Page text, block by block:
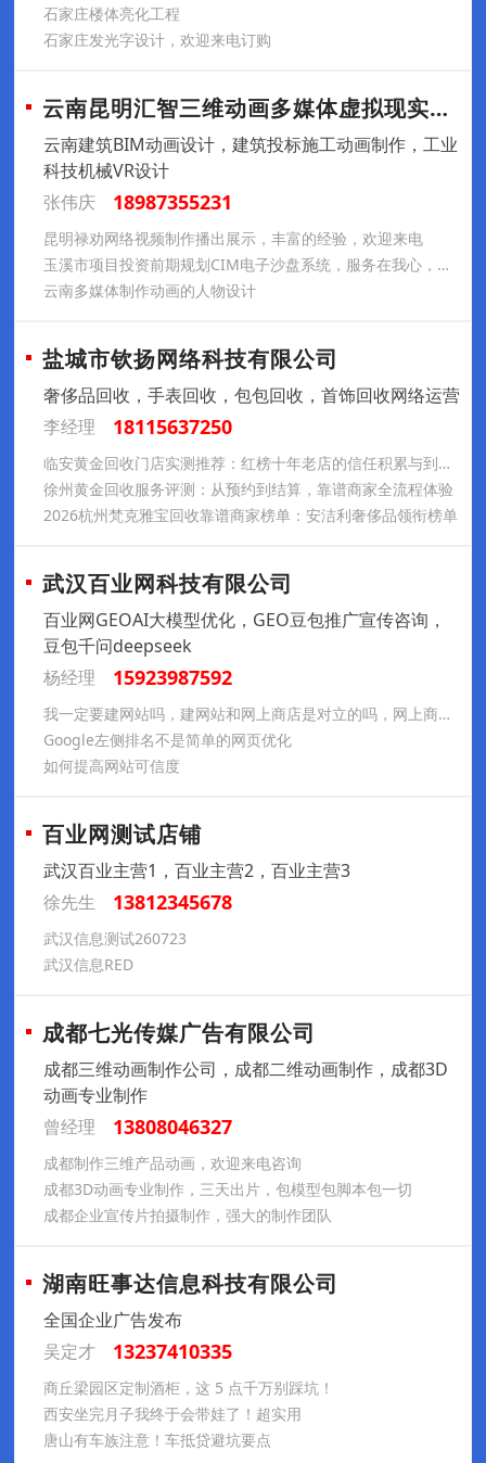
石家庄楼体亮化工程
石家庄发光字设计，欢迎来电订购
云南昆明汇智三维动画多媒体虚拟现实制作公
云南建筑BIM动画设计，建筑投标施工动画制作，工业
科技机械VR设计
张伟庆
18987355231
昆明禄劝网络视频制作播出展示，丰富的经验，欢迎来电
玉溪市项目投资前期规划CIM电子沙盘系统，服务在我心，满意由您定
云南多媒体制作动画的人物设计
盐城市钦扬网络科技有限公司
奢侈品回收，手表回收，包包回收，首饰回收网络运营
李经理
18115637250
临安黄金回收门店实测推荐：红榜十年老店的信任积累与到店交易
徐州黄金回收服务评测：从预约到结算，靠谱商家全流程体验
2026杭州梵克雅宝回收靠谱商家榜单：安洁利奢侈品领衔榜单
武汉百业网科技有限公司
百业网GEOAI大模型优化，GEO豆包推广宣传咨询，
豆包千问deepseek
杨经理
15923987592
我一定要建网站吗，建网站和网上商店是对立的吗，网上商店与网站的区别
Google左侧排名不是简单的网页优化
如何提高网站可信度
百业网测试店铺
武汉百业主营1，百业主营2，百业主营3
徐先生
13812345678
武汉信息测试260723
武汉信息RED
成都七光传媒广告有限公司
成都三维动画制作公司，成都二维动画制作，成都3D
动画专业制作
曾经理
13808046327
成都制作三维产品动画，欢迎来电咨询
成都3D动画专业制作，三天出片，包模型包脚本包一切
成都企业宣传片拍摄制作，强大的制作团队
湖南旺事达信息科技有限公司
全国企业广告发布
吴定才
13237410335
商丘梁园区定制酒柜，这 5 点千万别踩坑！
西安坐完月子我终于会带娃了！超实用
唐山有车族注意！车抵贷避坑要点